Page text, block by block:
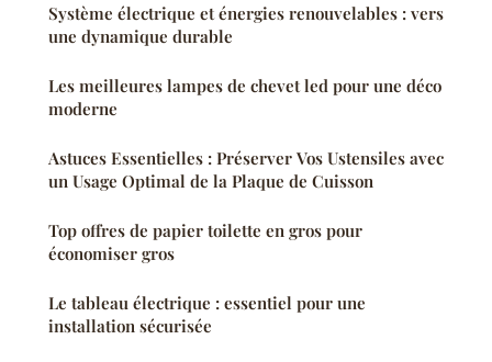
Système électrique et énergies renouvelables : vers
une dynamique durable
Les meilleures lampes de chevet led pour une déco
moderne
Astuces Essentielles : Préserver Vos Ustensiles avec
un Usage Optimal de la Plaque de Cuisson
Top offres de papier toilette en gros pour
économiser gros
Le tableau électrique : essentiel pour une
installation sécurisée